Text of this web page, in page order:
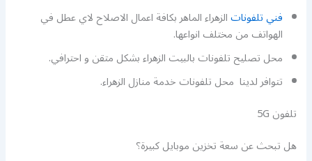
فني تلفوناتالزهراء الماهر بكافة اعمال الاصلاح لاي عطل في
الهواتف من مختلف انواعها.
محل تصليح تلفونات بالبيت الزهراء بشكل متقن و احترافي.
تتوافر لدينا محل تلفونات خدمة منازل الزهراء.
تلفون 5G
هل تبحث عن سعة تخزين موبايل كبيرة؟